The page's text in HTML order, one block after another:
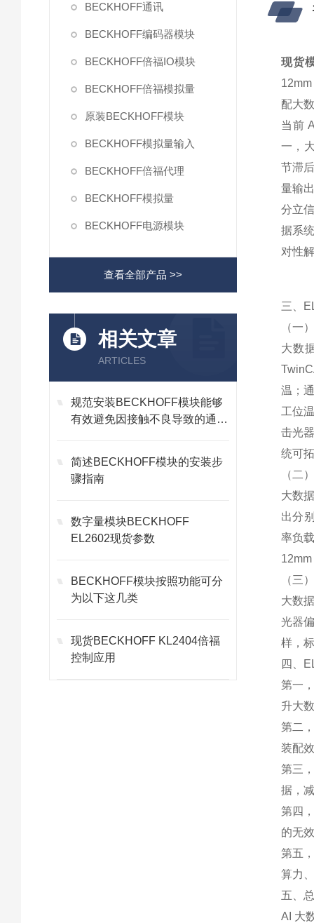
BECKHOFF通讯
BECKHOFF编码器模块
BECKHOFF倍福IO模块
BECKHOFF倍福模拟量
原装BECKHOFF模块
BECKHOFF模拟量输入
BECKHOFF倍福代理
BECKHOFF模拟量
BECKHOFF电源模块
查看全部产品 >>
相关文章
ARTICLES
规范安装BECKHOFF模块能够
有效避免因接触不良导致的通讯
简述BECKHOFF模块的安装步
骤指南
数字量模块BECKHOFF
EL2602现货参数
BECKHOFF模块按照功能可分
为以下这几类
现货BECKHOFF KL2404倍福
控制应用
现货
配大
当前
一，
节滞
量输
分立
据系
对性
三、
（一
大数
温；
工位
击光
统可
（二
大数
出分
率负
（三
大数
光器
样，
四、
第一
升大
第二
装配
第三
据，
第四
的无
第五
算力
五、
AI 大